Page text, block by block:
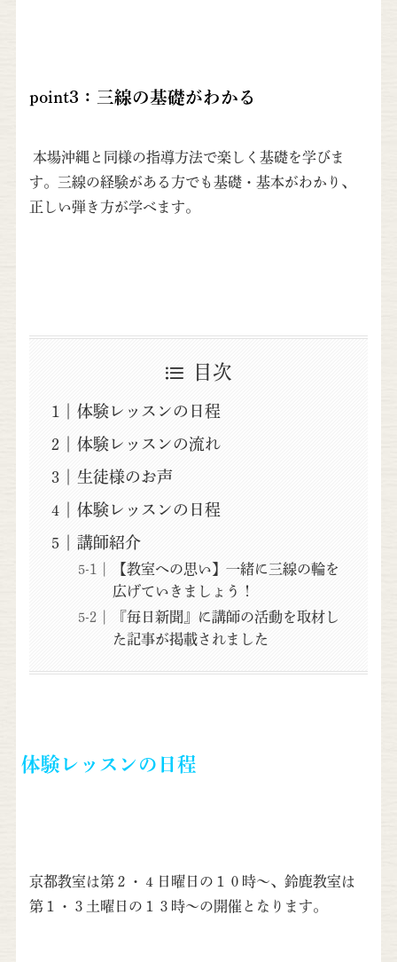
point3：三線の基礎がわかる
本場沖縄と同様の指導方法で楽しく基礎を学びま
す。三線の経験がある方でも基礎・基本がわかり、
正しい弾き方が学べます。
目次
体験レッスンの日程
体験レッスンの流れ
生徒様のお声
体験レッスンの日程
講師紹介
【教室への思い】一緒に三線の輪を
広げていきましょう！
『毎日新聞』に講師の活動を取材し
た記事が掲載されました
体験レッスンの日程
京都教室は第２・４日曜日の１０時〜、鈴鹿教室は
第１・３土曜日の１３時〜の開催となります。